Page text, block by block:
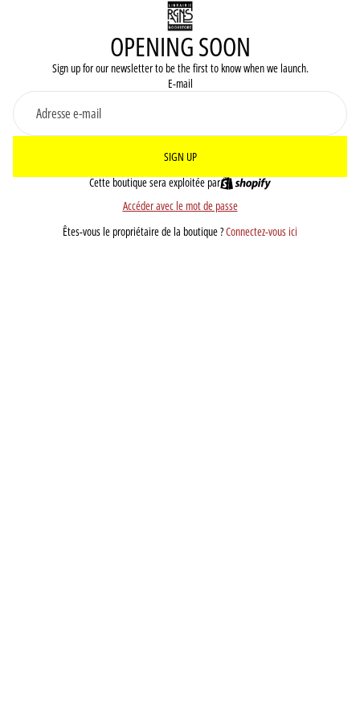
OPENING SOON
Sign up for our newsletter to be the first to know when we launch.
E-mail
SIGN UP
Cette boutique sera exploitée par
Accéder avec le mot de passe
Êtes-vous le propriétaire de la boutique ?Connectez-vous ici